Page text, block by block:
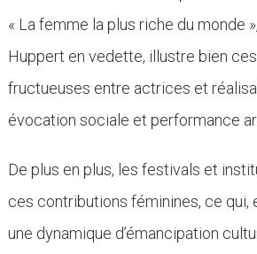
« La femme la plus riche du monde
Huppert en vedette, illustre bien
fructueuses entre actrices et
évocation sociale et performance
De plus en plus, les festivals et
ces contributions féminines, ce qui,
une dynamique d’émancipation